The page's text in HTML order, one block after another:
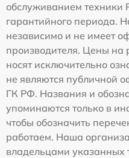
обслуживанием техники
гарантийного периода.
независимо и не имеет
производителя. Цены на
носят исключительно
не являются публичной
ГК РФ. Названия и
упоминаются только в
чтобы обозначить
работаем. Наша
владельцами указанных